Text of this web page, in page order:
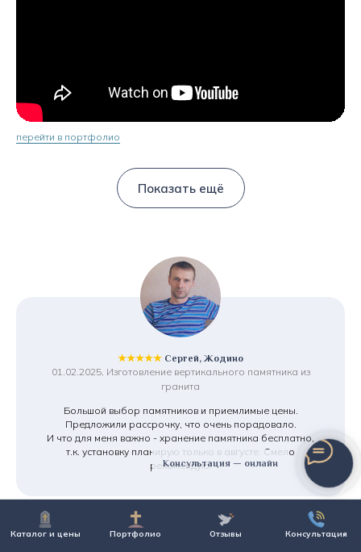
Каталог и цены Портфолио Отзывы Консультация
Консультация — онлайн
перейти в портфолио
Показать ещё
★★★★★ Сергей, Жодино
01.02.2025, Изготовление вертикального памятника из
гранита
Большой выбор памятников и приемлимые цены.
Предложили рассрочку, что очень порадовало.
И что для меня важно - хранение памятника бесплатно,
т.к. установку планирую только в августе. Смело
рекомендую!